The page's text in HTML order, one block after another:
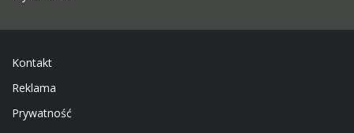
Kontakt
Reklama
Prywatność